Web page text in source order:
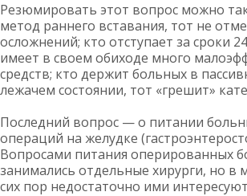
Резюмировать этот вопрос можно
метод раннего вставания, тот не
осложнений; кто отступает за сроки
имеет в своем обиходе много
средств; кто держит больных в
лежачем состоянии, тот «грешит»
Последний вопрос — о питании
операций на желудке
Вопросами питания оперированных
занимались отдельные хирурги, но в
сих пор недостаточно ими